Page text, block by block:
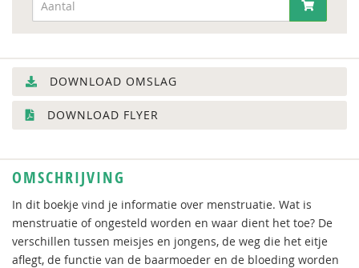
DOWNLOAD OMSLAG
DOWNLOAD FLYER
OMSCHRIJVING
In dit boekje vind je informatie over menstruatie. Wat is
menstruatie of ongesteld worden en waar dient het toe? De
verschillen tussen meisjes en jongens, de weg die het eitje
aflegt, de functie van de baarmoeder en de bloeding worden